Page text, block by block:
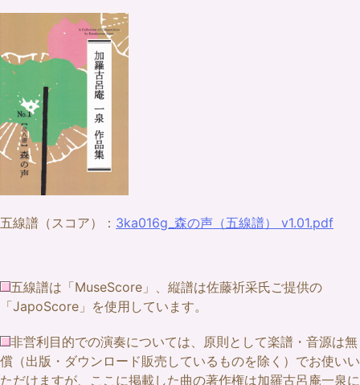
五線譜（スコア）： 3ka016g_森の声（五線譜） v1.01.pdf
五線譜は「MuseScore」、縦譜は佐藤祈采氏ご提供の
「JapoScore」を使用しています。
非営利目的での演奏については、原則として楽譜・音源は無
償（出版・ダウンロード販売しているものを除く）でお使いい
ただけますが、ここに掲載した曲の著作権は加羅古呂庵一泉に